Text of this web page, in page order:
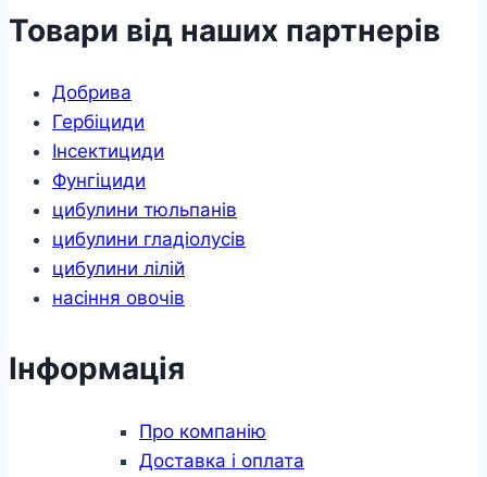
Товари від наших партнерів
Добрива
Гербіциди
Інсектициди
Фунгіциди
цибулини тюльпанів
цибулини гладіолусів
цибулини лілій
насіння овочів
Інформація
Про компанію
Доставка і оплата